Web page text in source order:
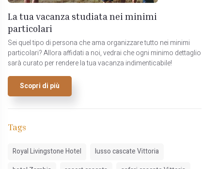
La tua vacanza studiata nei minimi
particolari
Sei quel tipo di persona che ama organizzare tutto nei minimi
particolari? Allora affidati a noi, vedrai che ogni minimo dettaglio
sarà curato per rendere la tua vacanza indimenticabile!
Scopri di più
Tags
Royal Livingstone Hotel
lusso cascate Vittoria